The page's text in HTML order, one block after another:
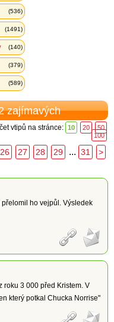
(536)
(1491)
(140)
(379)
(589)
zajímavých
vtipů na stránce: 10 20
50
100
26 27 28 29 ... 31
>
ho vejpůl. Výsledek
3 000 před Kristem. V
který potkal Chucka Norrise"